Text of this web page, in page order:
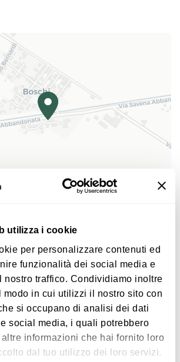
utilizza i cookie
per personalizzare contenuti ed
funzionalità dei social media e
nostro traffico. Condividiamo inoltre
modo in cui utilizzi il nostro sito con
si occupano di analisi dei dati
social media, i quali potrebbero
informazioni che hai fornito loro
dal tuo utilizzo dei loro servizi.
Bianchetti
di devozione dedicato alla Beata
chiesa che vediamo oggi è il
avvenute nei secoli successivi.
unabellissima Madonna lignea
tessuto, risalente all’epoca della
seicentesca.
Lauretana
20